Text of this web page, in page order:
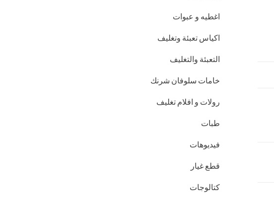
اغطيه و عبوات
اكياس تعبئة وتغليف
التعبئة والتغليف
خامات سلوفان شرنك
رولات و افلام تغليف
طبات
فيديوهات
قطع غيار
كتالوجات